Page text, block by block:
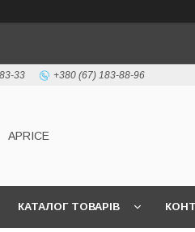
33 +380 (67) 183-88-96
APRICE
КАТАЛОГ ТОВАРІВ